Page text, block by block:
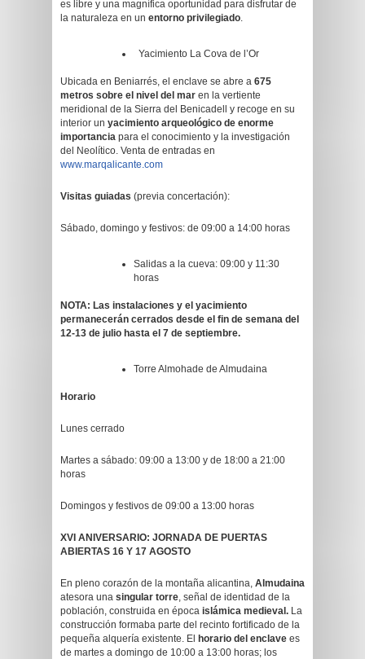
es libre y una magnífica oportunidad para disfrutar de
la naturaleza en un entorno privilegiado.
Yacimiento La Cova de l’Or
Ubicada en Beniarrés, el enclave se abre a 675
metros sobre el nivel del mar en la vertiente
meridional de la Sierra del Benicadell y recoge en su
interior un yacimiento arqueológico de enorme
importancia para el conocimiento y la investigación
del Neolítico. Venta de entradas en
www.marqalicante.com
Visitas guiadas (previa concertación):
Sábado, domingo y festivos: de 09:00 a 14:00 horas
Salidas a la cueva: 09:00 y 11:30
horas
NOTA: Las instalaciones y el yacimiento
permanecerán cerrados desde el fin de semana del
12-13 de julio hasta el 7 de septiembre.
Torre Almohade de Almudaina
Horario
Lunes cerrado
Martes a sábado: 09:00 a 13:00 y de 18:00 a 21:00
horas
Domingos y festivos de 09:00 a 13:00 horas
XVI ANIVERSARIO: JORNADA DE PUERTAS
ABIERTAS 16 Y 17 AGOSTO
En pleno corazón de la montaña alicantina, Almudaina
atesora una singular torre, señal de identidad de la
población, construida en época islámica medieval. La
construcción formaba parte del recinto fortificado de la
pequeña alquería existente. El horario del enclave es
de martes a domingo de 10:00 a 13:00 horas; los